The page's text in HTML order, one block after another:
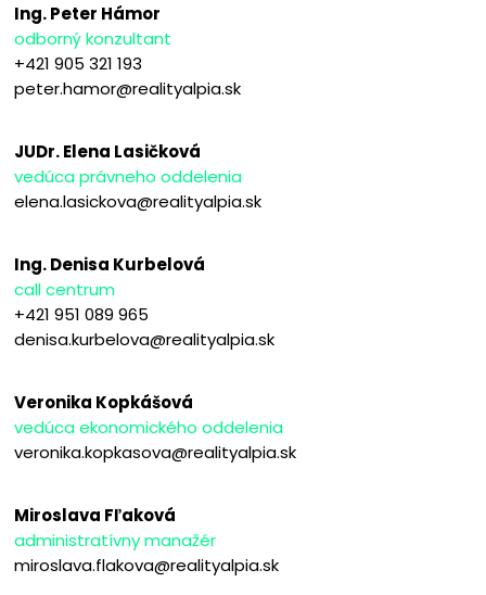
Ing. Peter Hámor
odborný konzultant
+421 905 321 193
peter.hamor@realityalpia.sk
JUDr. Elena Lasičková
vedúca právneho oddelenia
elena.lasickova@realityalpia.sk
Ing. Denisa Kurbelová
call centrum
+421 951 089 965
denisa.kurbelova@realityalpia.sk
Veronika Kopkášová
vedúca ekonomického oddelenia
veronika.kopkasova@realityalpia.sk
Miroslava Fľaková
administratívny manažér
miroslava.flakova@realityalpia.sk